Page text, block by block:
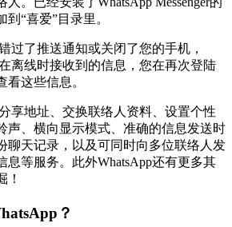
“喜爱”目录里。
过了推送通知或关闭了您的手机，
离线时接收到的信息，您在再次登陆
这些信息。
享地址、交换联络人资料、设置个性
声、横向显示模式、准确的信息发送时
聊天记录，以及可同时向多位联络人发
息等服务。此外WhatsApp还有更多其
！
？